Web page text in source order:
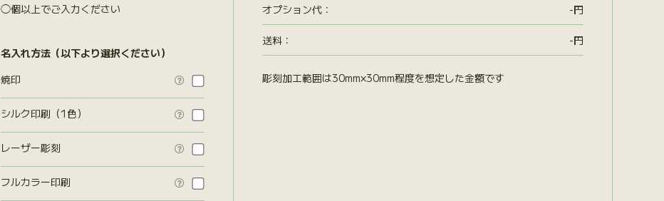
◯個以上でご入力ください
名入れ方法（以下より選択ください）
焼印

シルク印刷（1色） 
レーザー彫刻 
フルカラー印刷 
オプション代 ： -円
送料： -円
彫刻加工範囲は30mm×30mm程度を想定した金額です